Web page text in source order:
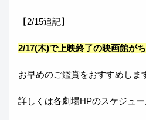
【2/15追記】
2/17(木)で上映終了の映画館が
お早めのご鑑賞をおすすめしま
詳しくは各劇場HPのスケジュー